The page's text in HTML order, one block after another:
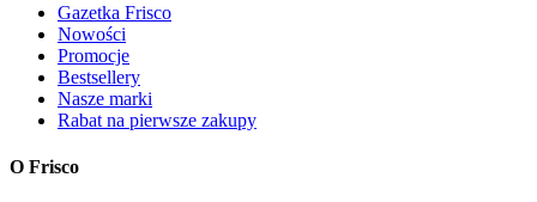
Gazetka Frisco
Nowości
Promocje
Bestsellery
Nasze marki
Rabat na pierwsze zakupy
O Frisco